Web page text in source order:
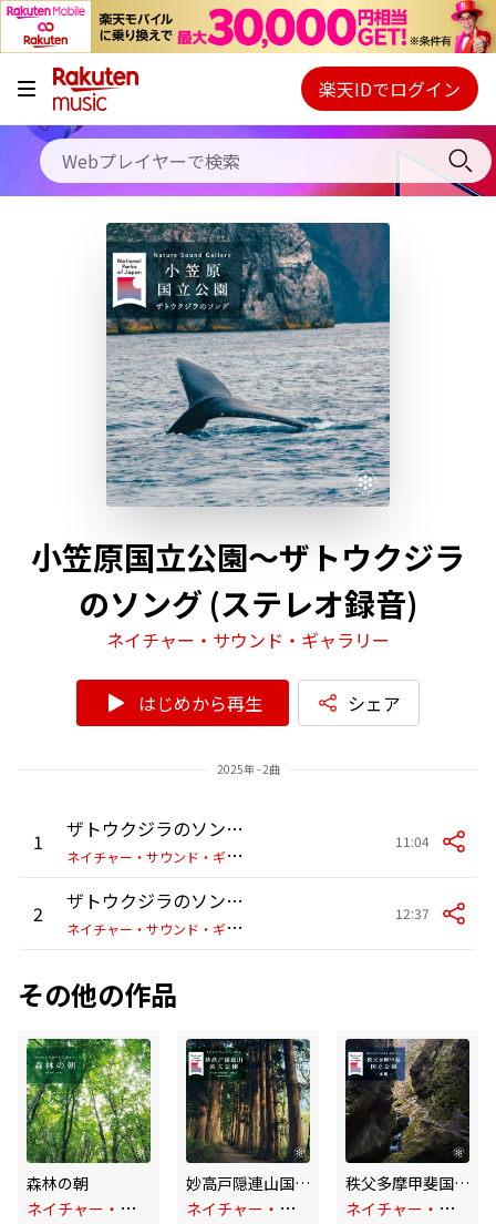
キャンペーン
料金プラン
使い方
初回30日間無料お試し
Webプレイヤー
ご契約内容の確認・変更
楽天IDでログイン
小笠原国立公園～ザトウクジラ
のソング (ステレオ録音)
ネイチャー・サウンド・ギャラリー
はじめから再生 シェア
2025年 - 2曲
1
ザトウクジラのソング 2025 PART1 ステレオ録音 (父島ハートロック付近)
ネ
イチャー・サウンド・ギャラリー
11:04
2
ザトウクジラのソング 2025 PART2 ステレオ録音 (父島ハートロック付近)
ネ
イチャー・サウンド・ギャラリー
12:37
その他の作品
森林の朝
ネ
イチャー・サウンド・ギャラリー
妙高戸隠連山国立公園～戸隠の朝/自然音
ネ
イチャー・サウンド・ギャラリー
秩父多摩甲斐国立公園~多摩
ネ
イチャー・サウンド・ギャラリー